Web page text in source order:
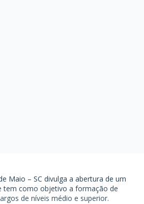
Maio – SC divulga a abertura de um
tem como objetivo a formação de
de níveis médio e superior.